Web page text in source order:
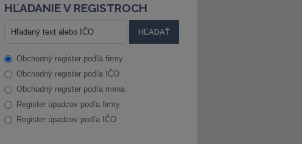
HĽADANIE V REGISTROCH
Obchodný register podľa firmy
Obchodný register podľa IČO
Obchodný register podľa mena
Register úpadcov podľa firmy
Register úpadcov podľa IČO